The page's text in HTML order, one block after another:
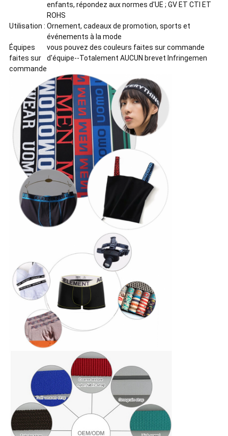
enfants, répondez aux normes d'UE ; GV ET CTI ET
ROHS
Utilisation : Ornement, cadeaux de promotion, sports et
événements à la mode
Équipes
faites sur
commande
vous pouvez des couleurs faites sur commande
d'équipe--Totalement AUCUN brevet Infringemen